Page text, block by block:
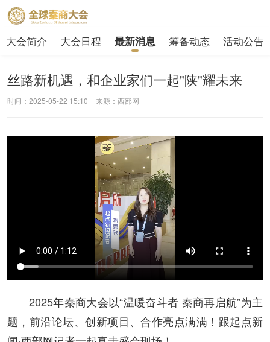
大会简介 大会日程 最新消息 筹备动态 活动公告
丝路新机遇，和企业家们一起"陕"耀未来
时间：2025-05-22 15:10 来源：西部网
2025年秦商大会以“温暖奋斗者 秦商再启航”为主
题，前沿论坛、创新项目、合作亮点满满！跟起点新